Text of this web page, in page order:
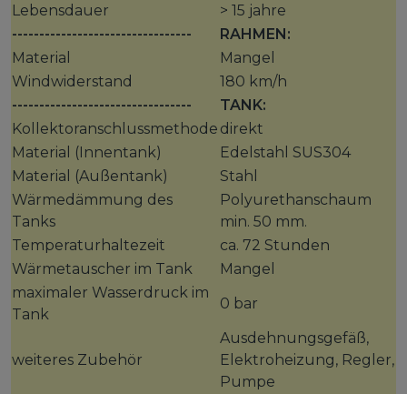
Lebensdauer
> 15 jahre
---------------------------------
RAHMEN:
Material
Mangel
Windwiderstand
180 km/h
---------------------------------
TANK:
Kollektoranschlussmethode direkt
Material (Innentank)
Edelstahl SUS304
Material (Außentank)
Stahl
Wärmedämmung des
Tanks
Polyurethanschaum
min. 50 mm.
Temperaturhaltezeit
ca. 72 Stunden
Wärmetauscher im Tank
Mangel
maximaler Wasserdruck im
Tank
0 bar
weiteres Zubehör
Ausdehnungsgefäß,
Elektroheizung, Regler,
Pumpe